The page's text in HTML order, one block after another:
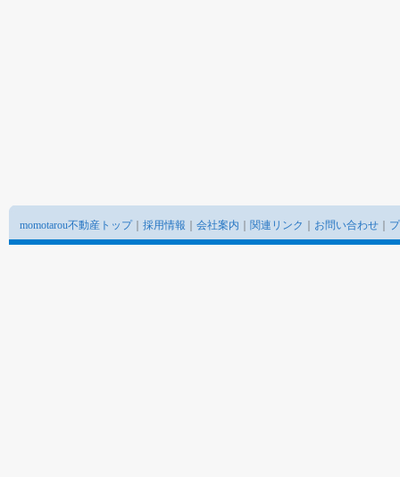
momotarou不動産トップ｜ 採用情報 会社案内 関連リンク お問い合わせ